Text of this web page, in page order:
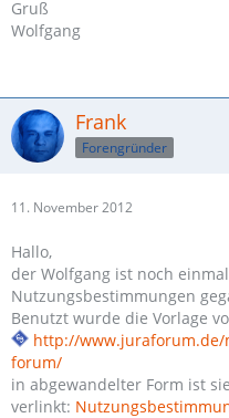
Gruß
Wolfgang
Frank
Forengründer
11. November 2012
Hallo,
der Wolfgang ist noch
Nutzungsbestimmungen
Benutzt wurde die Vorlage
http://
forum/
in abgewandelter Form ist
verlinkt: